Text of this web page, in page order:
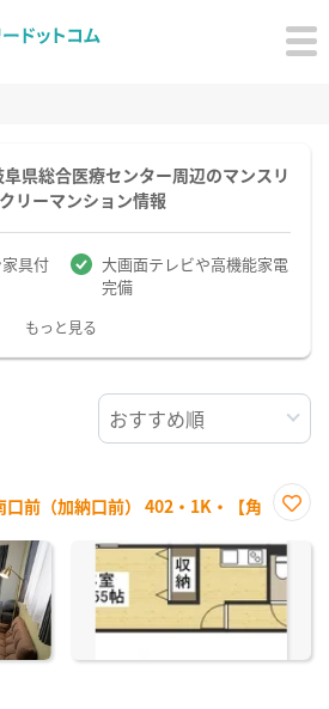
県総合医療センター周辺のマンスリ
リーマンション情報
具付
大画面テレビや高機能家電
完備
もっと見る
前（加納口前） 402・1K・【角
に入
り登
録